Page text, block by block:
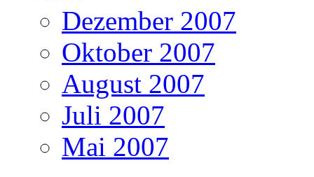
Dezember 2007
Oktober 2007
August 2007
Juli 2007
Mai 2007